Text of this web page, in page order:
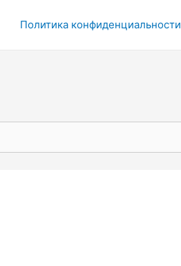
Политика конфиденциальности